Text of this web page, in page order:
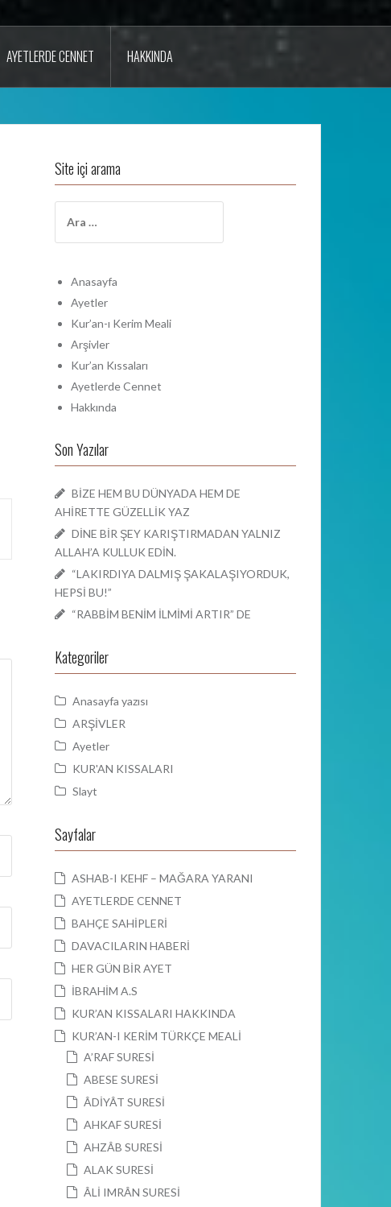
AYETLERDE CENNET HAKKINDA
Site içi arama
a
a
Anasayfa
Ayetler
Kur’an-ı Kerim Meali
Arşivler
Kur’an Kıssaları
Ayetlerde Cennet
Hakkında
Son Yazılar
BİZE HEM BU DÜNYADA HEM DE
AHİRETTE GÜZELLİK YAZ
DİNE BİR ŞEY KARIŞTIRMADAN YALNIZ
ALLAH’A KULLUK EDİN.
“LAKIRDIYA DALMIŞ ŞAKALAŞIYORDUK,
HEPSİ BU!”
“RABBİM BENİM İLMİMİ ARTIR” DE
Kategoriler
Anasayfa yazısı
ARŞİVLER
Ayetler
KUR'AN KISSALARI
Slayt
Sayfalar
ASHAB-I KEHF – MAĞARA YARANI
AYETLERDE CENNET
BAHÇE SAHİPLERİ
DAVACILARIN HABERİ
HER GÜN BİR AYET
İBRAHİM A.S
KUR’AN KISSALARI HAKKINDA
KUR’AN-I KERİM TÜRKÇE MEALİ
A’RAF SURESİ
ABESE SURESİ
ÂDİYÂT SURESİ
AHKAF SURESİ
AHZÂB SURESİ
ALAK SURESİ
ÂLİ IMRÂN SURESİ